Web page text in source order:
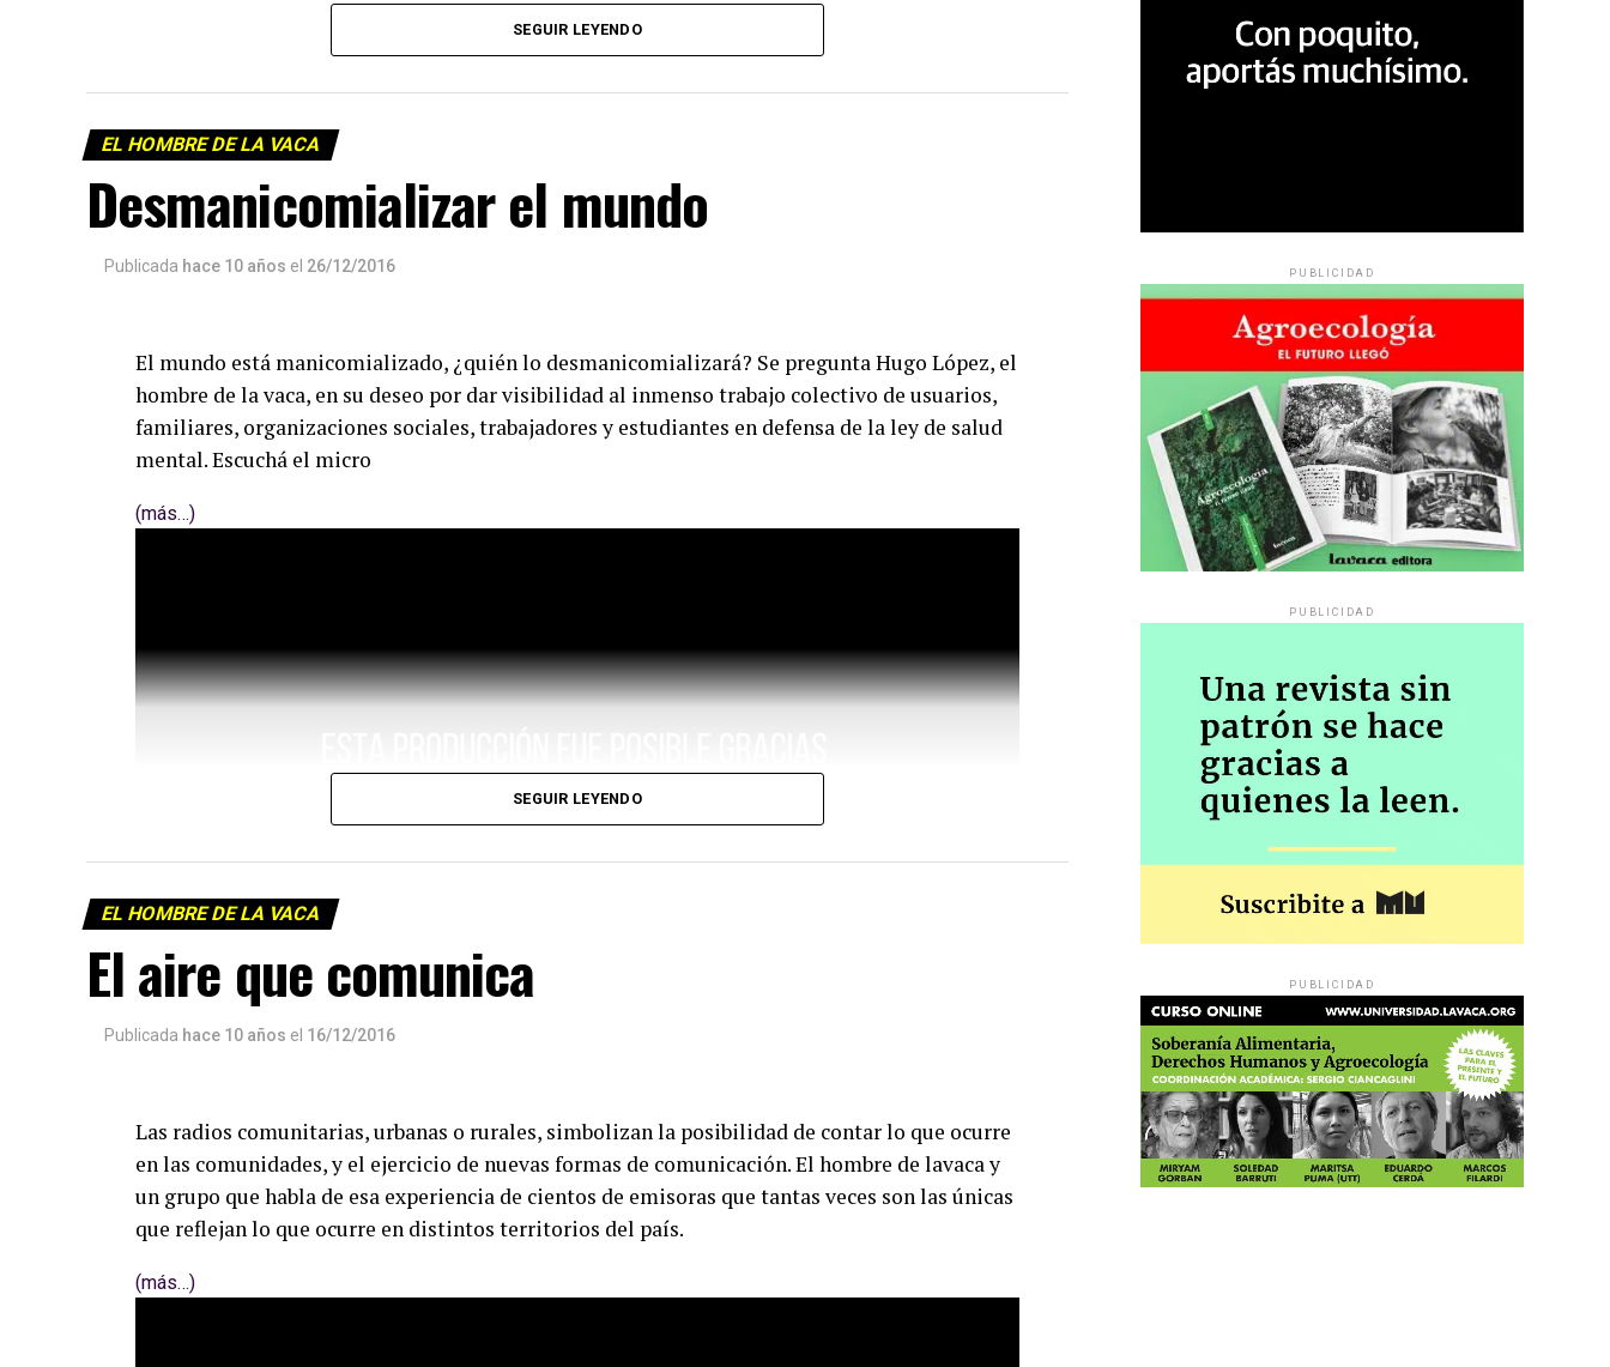
SEGUIR LEYENDO
EL HOMBRE DE LA VACA
Desmanicomializar el mundo
Publicada hace 10 años el 26/12/2016
El mundo está manicomializado, ¿quién lo desmanicomializará? Se pregunta Hugo López, el
hombre de la vaca, en su deseo por dar visibilidad al inmenso trabajo colectivo de usuarios,
familiares, organizaciones sociales, trabajadores y estudiantes en defensa de la ley de salud
mental. Escuchá el micro
(más…)
SEGUIR LEYENDO
EL HOMBRE DE LA VACA
El aire que comunica
Publicada hace 10 años el 16/12/2016
Las radios comunitarias, urbanas o rurales, simbolizan la posibilidad de contar lo que ocurre
en las comunidades, y el ejercicio de nuevas formas de comunicación. El hombre de lavaca y
un grupo que habla de esa experiencia de cientos de emisoras que tantas veces son las únicas
que reflejan lo que ocurre en distintos territorios del país.
(más…)
PUBLICIDAD
PUBLICIDAD
PUBLICIDAD